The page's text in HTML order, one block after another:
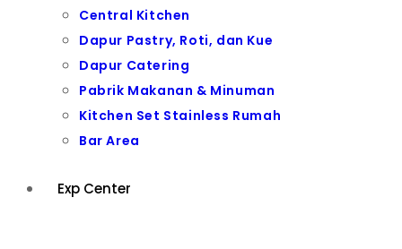
Central Kitchen
Dapur Pastry, Roti, dan Kue
Dapur Catering
Pabrik Makanan & Minuman
Kitchen Set Stainless Rumah
Bar Area
Exp Center